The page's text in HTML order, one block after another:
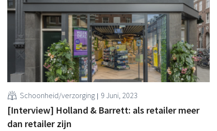
Schoonheid/verzorging 9 Juni, 2023
[Interview] Holland & Barrett: als retailer meer
dan retailer zijn